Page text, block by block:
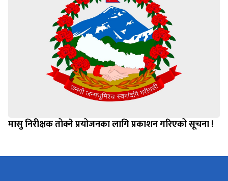
मासु निरीक्षक तोक्ने प्रयोजनका लागि प्रकाशन गरिएको सूचना !